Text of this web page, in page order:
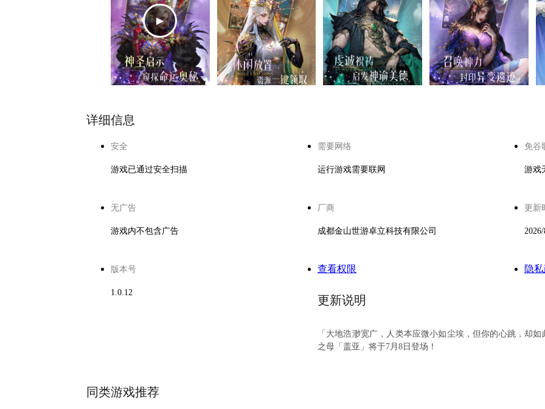
详细信息
安全
游戏已通过安全扫描
需要网络
运行游戏需要联网
免谷
游戏
无广告
游戏内不包含广告
厂商
成都金山世游卓立科技有限公司
更新
版本号
1.0.12
查看权限 隐
更新说明
「大地浩渺宽广，人类本应微小如尘埃，但你的心跳，
之母「盖亚」将于7月8日登场！
同类游戏推荐